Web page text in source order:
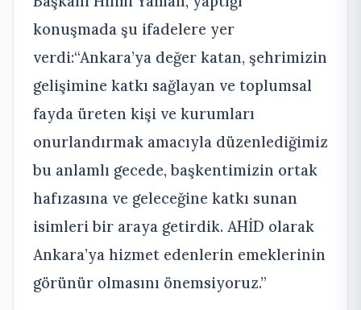
konuşmada şu ifadelere yer
verdi:“Ankara’ya değer katan, şehrimizin
gelişimine katkı sağlayan ve toplumsal
fayda üreten kişi ve kurumları
onurlandırmak amacıyla düzenlediğimiz
bu anlamlı gecede, başkentimizin ortak
hafızasına ve geleceğine katkı sunan
isimleri bir araya getirdik. AHİD olarak
Ankara’ya hizmet edenlerin emeklerinin
görünür olmasını önemsiyoruz.”